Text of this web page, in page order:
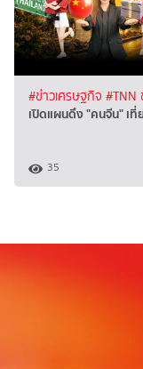
#ข่าวเศรษฐกิจ #TNN
เปิดแผนดึง "คนจีน" เ
35